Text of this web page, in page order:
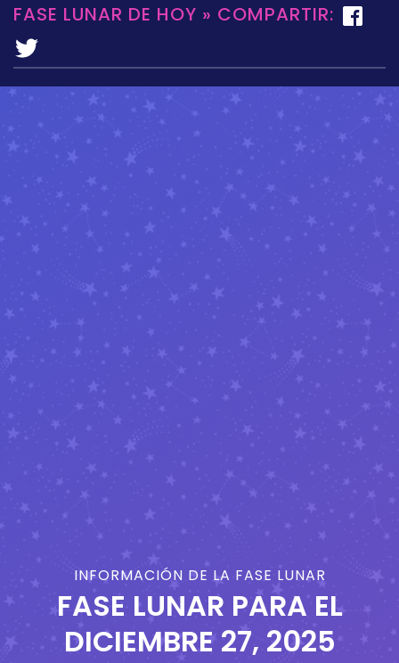
FASE LUNAR DE HOY » COMPARTIR:
INFORMACIÓN DE LA FASE LUNAR
FASE LUNAR PARA EL
DICIEMBRE 27, 2025